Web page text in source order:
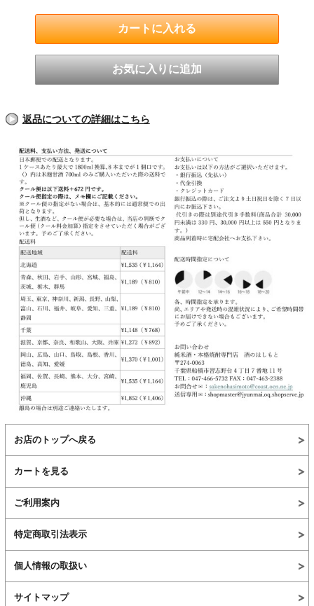
返品についての詳細はこちら
お店のトップへ戻る
カートを見る
ご利用案内
特定商取引法表示
個人情報の取扱い
サイトマップ